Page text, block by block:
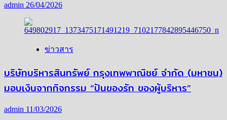
admin 26/04/2026
ข่าวสาร
บริษัทบริหารสินทรัพย์ กรุงเทพพาณิชย์ จำกัด (มหาชน)
มอบเงินจากกิจกรรม “ปันของรัก ของผู้บริหาร”
admin 11/03/2026